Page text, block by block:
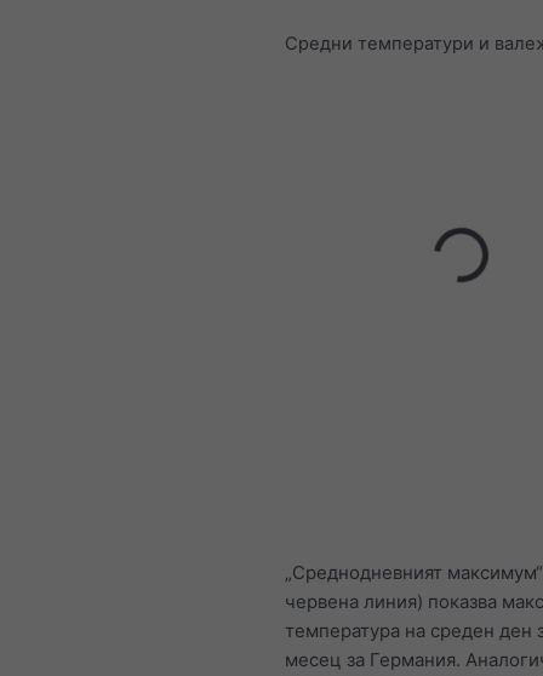
Средни температури и
„Среднодневният
червена линия) показва
температура на среден ден
месец за Германия.